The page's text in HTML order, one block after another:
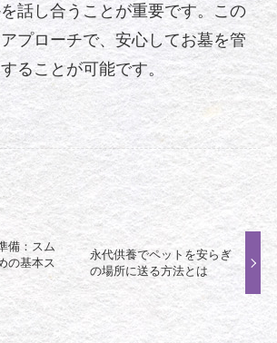
話し合うことが重要です。この
プローチで、安心してお墓を管
ることが可能です。
備：スム
の基本ス
永代供養でペットを安らぎ
の場所に送る方法とは